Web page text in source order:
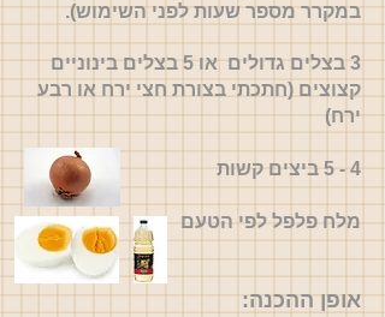
במקרר מספר שעות לפני השימוש).
3 בצלים גדולים או 5 בצלים בינוניים
קצוצים (חתכתי בצורת חצי ירח או רבע
ירח)
4 - 5 ביצים קשות
מלח פלפל לפי הטעם
אופן ההכנה: